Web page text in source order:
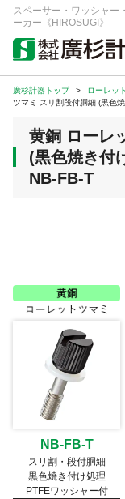
スペーサー・ワッシャー
ーカー《HIROSUGI》
キーワード 品番/シ
商品カテゴリか
ジャンルから探
シリーズから探す
ご利用ガイド
会社情報
廣杉計器トップ > ローレッ
ツマミ スリ割段付胴細 (黒色
黄銅 ローレ
(黒色焼き付
NB-FB-T
NB-FB-T
スリ割・段付胴細
黒色焼き付け処理
PTFEワッシャー付